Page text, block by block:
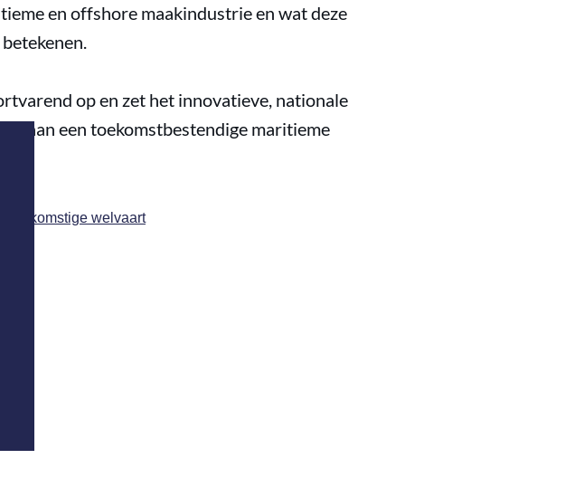
en offshore maakindustrie en wat deze
op en zet het innovatieve, nationale
aan een toekomstbestendige maritieme
toekomstige welvaart